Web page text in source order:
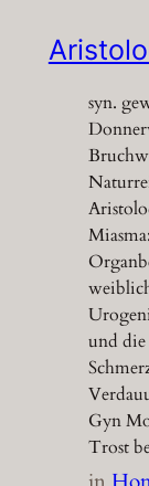
syn.
und die
Gyn
Trost